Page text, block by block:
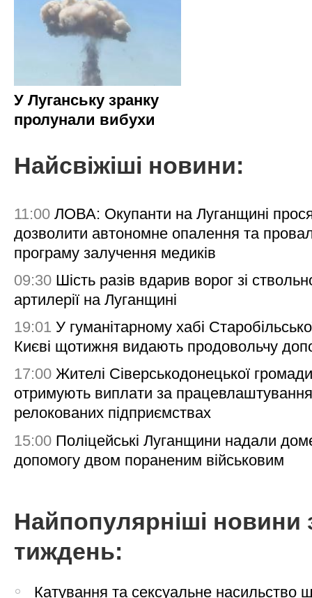
У Луганську зранку
пролунали вибухи
Найсвіжіші новини:
11:00 ЛОВА: Окупанти на Луганщині
дозволити автономне опалення та
програму залучення медиків
09:30 Шість разів вдарив ворог зі
артилерії на Луганщині
19:01 У гуманітарному хабі
Києві щотижня видають продовольчу
17:00 Жителі Сіверськодонецької
отримують виплати за
релокованих підприємствах
15:00 Поліцейські Луганщини надали
допомогу двом пораненим військовим
Найпопулярніші новини
тиждень:
Катування та сексуальне насильство